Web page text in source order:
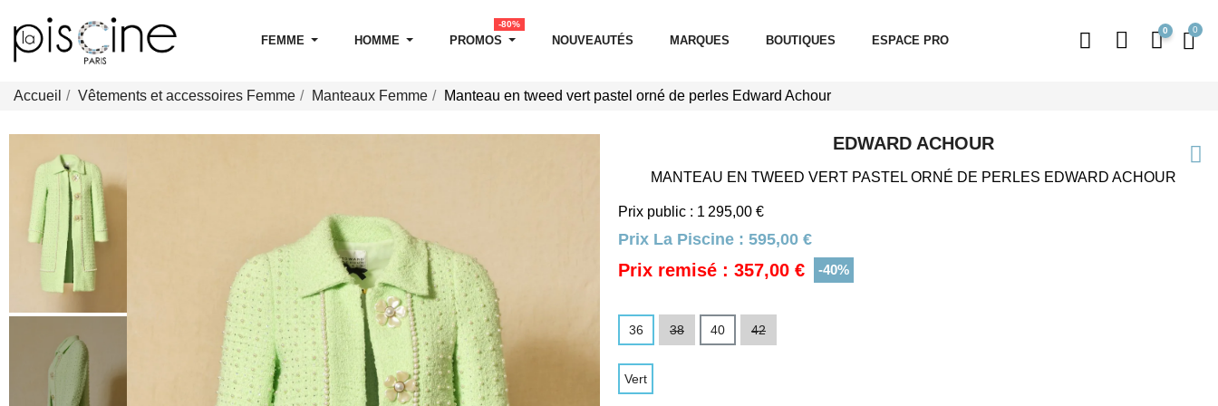
FEMME HOMME PROMOS
-80%
NOUVEAUTÉS MARQUES BOUTIQUES ESPACE PRO
0
Accueil Vêtements et accessoires Femme Manteaux Femme Manteau en tweed vert pastel orné de perles Edward Achour
EDWARD ACHOUR
MANTEAU EN TWEED VERT PASTEL ORNÉ DE PERLES EDWARD ACHOUR
Prix public : 1 295,00 €
Prix La Piscine : 595,00 €
Prix remisé : 357,00 € -40%
36 38 40 42
Vert